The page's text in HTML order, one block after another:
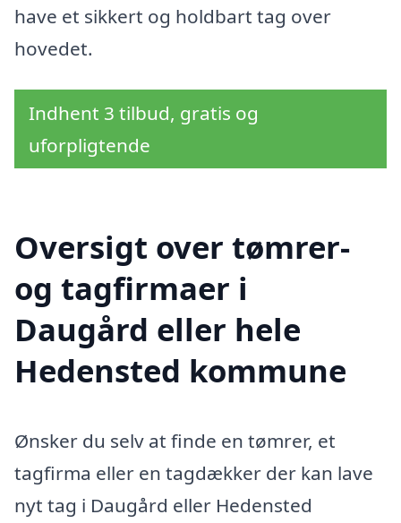
have et sikkert og holdbart tag over
hovedet.
Indhent 3 tilbud, gratis og
uforpligtende
Oversigt over tømrer-
og tagfirmaer i
Daugård eller hele
Hedensted kommune
Ønsker du selv at finde en tømrer, et
tagfirma eller en tagdækker der kan lave
nyt tag i Daugård eller Hedensted